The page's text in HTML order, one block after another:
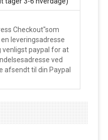
Checkout"som
leveringsadresse
venligst paypal for at
ved
afsendt til din Paypal